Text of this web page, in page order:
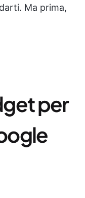
Ma prima,
per